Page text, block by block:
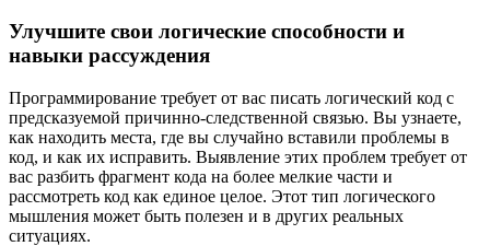
Улучшите свои логические способности и
навыки рассуждения
Программирование требует от вас писать логический код с
предсказуемой причинно-следственной связью. Вы узнаете,
как находить места, где вы случайно вставили проблемы в
код, и как их исправить. Выявление этих проблем требует от
вас разбить фрагмент кода на более мелкие части и
рассмотреть код как единое целое. Этот тип логического
мышления может быть полезен и в других реальных
ситуациях.